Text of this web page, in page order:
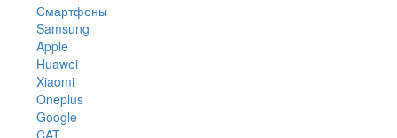
Смартфоны
Samsung
Apple
Huawei
Xiaomi
Oneplus
Google
CAT